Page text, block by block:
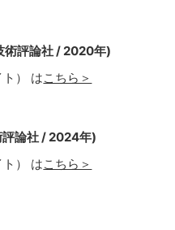
術評論社 / 2020年)
） はこちら＞
評論社 / 2024年)
） はこちら＞